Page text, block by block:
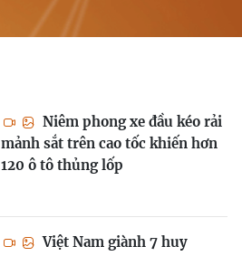
Niêm phong xe đầu kéo rải
mảnh sắt trên cao tốc khiến hơn
120 ô tô thủng lốp
Việt Nam giành 7 huy